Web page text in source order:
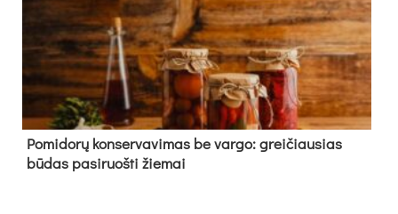
Pomidorų konservavimas be vargo: greičiausias
būdas pasiruošti žiemai